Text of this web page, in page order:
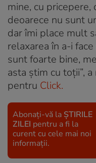
mine, cu pricepere,
deoarece nu sunt
dar îmi place mult
relaxarea în a-i
sunt foarte bine,
asta știm cu toții”,
pentru Click.
Abonați-vă la ȘTIRILE
ZILEI pentru a fi la
curent cu cele mai noi
informații.